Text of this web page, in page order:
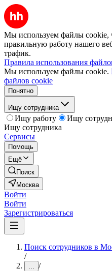
Мы используем файлы cookie,
правильную работу нашего
трафик.
Правила использования
Мы используем файлы cookie.
файлов cookie
Понятно
Ищу сотрудника
Ищу работу
Ищу
Ищу сотрудника
Сервисы
Помощь
Ещё
Поиск
Москва
Войти
Войти
Зарегистрироваться
Поиск сотрудников в
/
... /